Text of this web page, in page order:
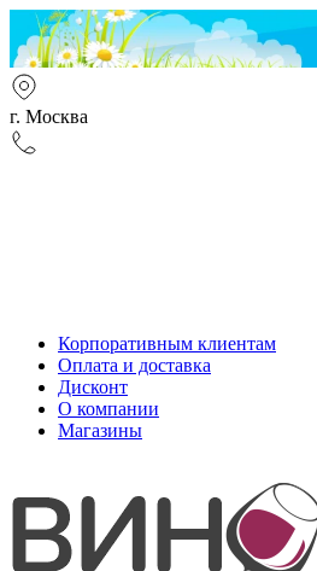
г. Москва
Корпоративным клиентам
Оплата и доставка
Дисконт
О компании
Магазины